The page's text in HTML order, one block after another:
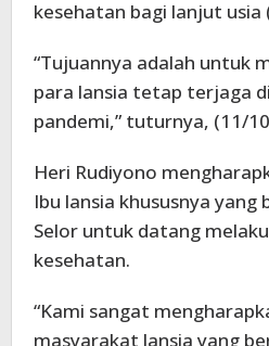
kesehatan bagi lanjut usia
“Tujuannya adalah untuk
para lansia tetap terjaga
pandemi,” tuturnya, (11/
Heri Rudiyono
Ibu lansia khususnya yang
Selor untuk datang
kesehatan.
“Kami sangat
masyarakat lansia yang